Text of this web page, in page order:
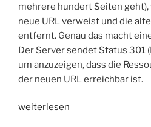
mehrere hundert Seiten
neue URL verweist und die
entfernt. Genau das macht
Der Server sendet Status 301
um anzuzeigen, dass die
der neuen URL erreichbar ist.
„Modrewrite
weiterlesen